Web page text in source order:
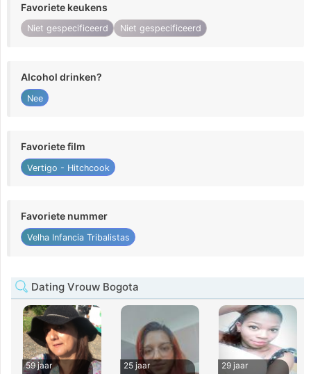
Favoriete keukens
Niet gespecificeerd Niet gespecificeerd
Alcohol drinken?
Nee
Favoriete film
Vertigo - Hitchcook
Favoriete nummer
Velha Infancia Tribalistas
Dating Vrouw Bogota
59 jaar
25 jaar
29 jaar